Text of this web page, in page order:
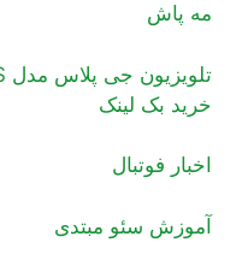
مه پاش
تلویزیون جی پلاس مدل GTV-43LU7130S
خرید بک لینک
اخبار فوتبال
آموزش سئو مبتدی